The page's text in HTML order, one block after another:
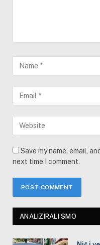
Save my name, email,
next time I comment.
ANALIZIRALI SMO